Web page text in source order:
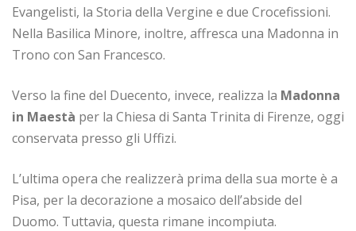
Evangelisti, la Storia della Vergine e due Crocefissioni.
Nella Basilica Minore, inoltre, affresca una Madonna in
Trono con San Francesco.
Verso la fine del Duecento, invece, realizza la Madonna
in Maestà per la Chiesa di Santa Trinita di Firenze, oggi
conservata presso gli Uffizi.
L’ultima opera che realizzerà prima della sua morte è a
Pisa, per la decorazione a mosaico dell’abside del
Duomo. Tuttavia, questa rimane incompiuta.